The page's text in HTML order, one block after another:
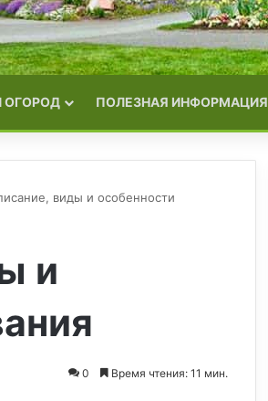
ОГОРОД ПОЛЕЗНАЯ ИНФОРМАЦИЯ
виды и особенности
и
0 Время чтения: 11 мин.